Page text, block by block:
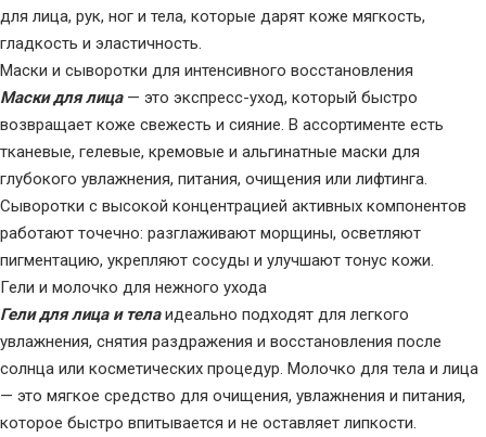
для лица, рук, ног и тела, которые дарят коже мягкость,
гладкость и эластичность.
Маски и сыворотки для интенсивного восстановления
Маски для лица — это экспресс-уход, который быстро
возвращает коже свежесть и сияние. В ассортименте есть
тканевые, гелевые, кремовые и альгинатные маски для
глубокого увлажнения, питания, очищения или лифтинга.
Сыворотки с высокой концентрацией активных компонентов
работают точечно: разглаживают морщины, осветляют
пигментацию, укрепляют сосуды и улучшают тонус кожи.
Гели и молочко для нежного ухода
Гели для лица и телаидеально подходят для легкого
увлажнения, снятия раздражения и восстановления после
солнца или косметических процедур. Молочко для тела и лица
— это мягкое средство для очищения, увлажнения и питания,
которое быстро впитывается и не оставляет липкости.